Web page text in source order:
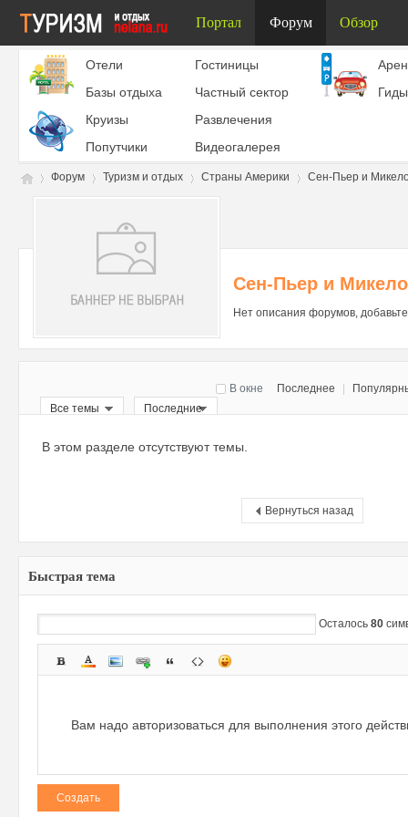
Портал Форум Обзор
Отели
Гостиницы
Базы отдыха
Частный сектор
Гиды
Круизы
Развлечения
Попутчики
Видеогалерея
Форум Туризм и отдых Страны Америки Сен-Пьер и
Сен-Пьер и
Нет описания форумов,
Последнее
В окне
Все темы
Последние
В этом разделе отсутствуют темы.
Вернуться назад
Быстрая тема
Осталось 80
Вам надо авторизоваться для выполнения этого
Создать